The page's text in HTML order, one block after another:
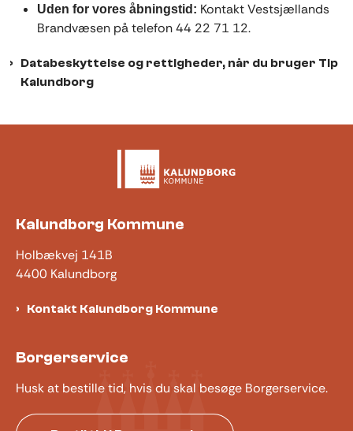
Uden for vores åbningstid: Kontakt Vestsjællands
Brandvæsen på telefon 44 22 71 12.
Databeskyttelse og rettigheder, når du bruger Tip
Kalundborg
Kalundborg Kommune
Holbækvej 141B
4400 Kalundborg
Kontakt Kalundborg Kommune
Borgerservice
Husk at bestille tid, hvis du skal besøge Borgerservice.